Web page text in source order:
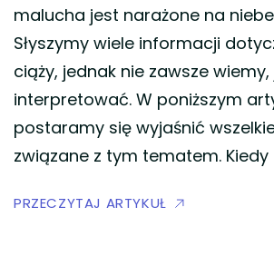
malucha jest narażone na
Słyszymy wiele informacji
ciąży, jednak nie zawsze wiemy,
interpretować. W poniższym
postaramy się wyjaśnić
związane z tym tematem. Kiedy
PRZECZYTAJ ARTYKUŁ